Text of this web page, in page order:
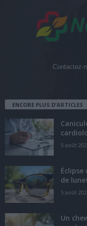
Contactez-
ENCORE PLUS D'ARTICLES
5 août
de
5 août
Un